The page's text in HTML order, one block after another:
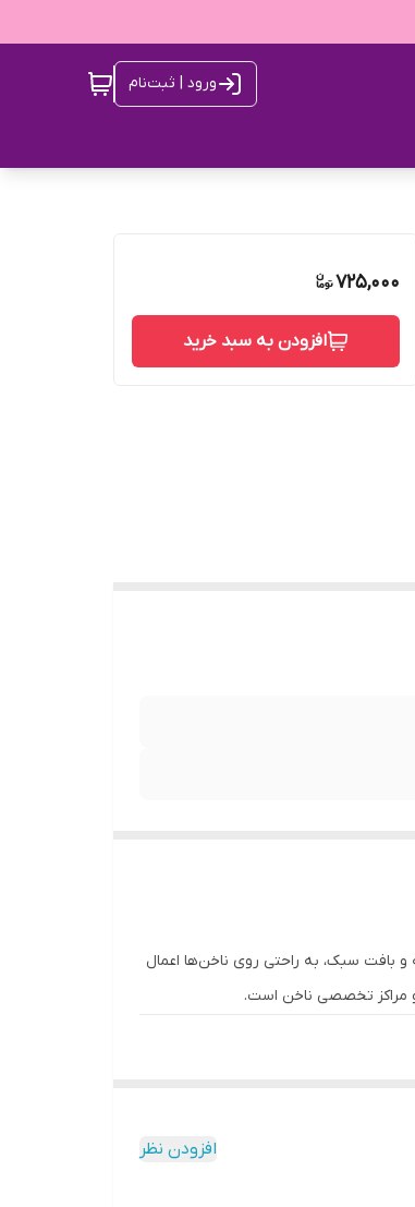
ورود | ثبت‌نام
725,000
افزودن به سبد خرید
بافت سبک، به راحتی روی ناخن‌ها اعمال
افزودن نظر